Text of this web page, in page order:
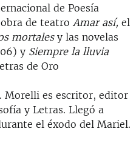
de Poesía
de teatro Amar así, el
mortalesy las novelas
y Siempre la lluvia
de Oro
Morelli es escritor, editor
y Letras. Llegó a
el éxodo del Mariel.